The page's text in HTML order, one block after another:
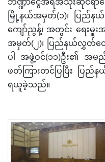
ဘဏ္ဍာငွေအရအသုံးဆိုင်ရာ
မြို့နယ်အမှတ်(၁)၊ ပြည်
ကျော်ညွန့်၊ အတွင်း ရေးမှူ
အမှတ်(၂)၊ ပြည်နယ်လွှတ်တ
ပါ အဖွဲ့ဝင်(၁၁)ဦး၏ အ
ဖတ်ကြားတင်ပြပြီး ပ
ရယူခဲ့သည်။